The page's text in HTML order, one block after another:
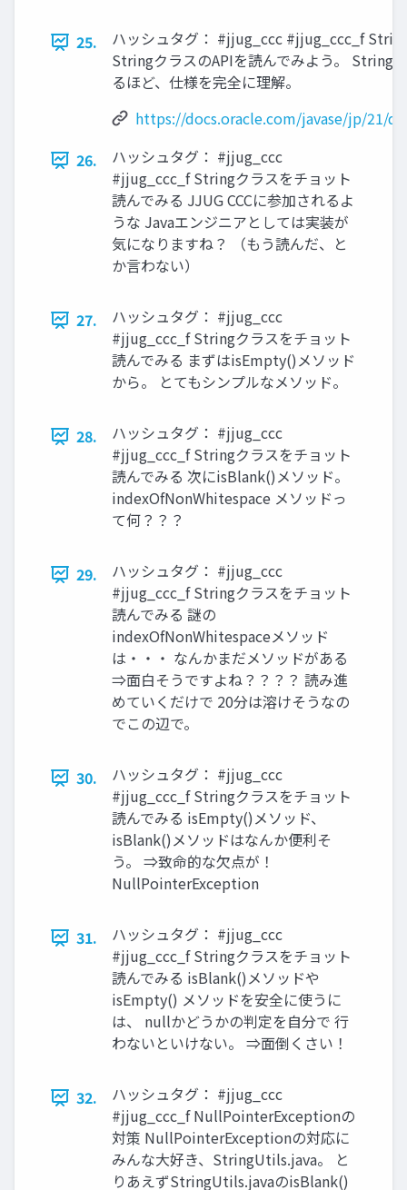
25.
ハッシュタグ： #jjug_ccc #jjug_ccc_f
StringクラスのAPIを読んでみよう。 String
るほど、仕様を完全に理解。
https://docs.oracle.com/javase/jp/21/
26.
ハッシュタグ： #jjug_ccc
#jjug_ccc_f Stringクラスをチョット
読んでみる JJUG CCCに参加されるよ
うな Javaエンジニアとしては実装が
気になりますね？ （もう読んだ、と
か言わない）
27.
ハッシュタグ： #jjug_ccc
#jjug_ccc_f Stringクラスをチョット
読んでみる まずはisEmpty()メソッド
から。 とてもシンプルなメソッド。
28.
ハッシュタグ： #jjug_ccc
#jjug_ccc_f Stringクラスをチョット
読んでみる 次にisBlank()メソッド。
indexOfNonWhitespace メソッドっ
て何？？？
29.
ハッシュタグ： #jjug_ccc
#jjug_ccc_f Stringクラスをチョット
読んでみる 謎の
indexOfNonWhitespaceメソッド
は・・・ なんかまだメソッドがある
⇒面白そうですよね？？？？ 読み進
めていくだけで 20分は溶けそうなの
でこの辺で。
30.
ハッシュタグ： #jjug_ccc
#jjug_ccc_f Stringクラスをチョット
読んでみる isEmpty()メソッド、
isBlank()メソッドはなんか便利そ
う。 ⇒致命的な欠点が！
NullPointerException
31.
ハッシュタグ： #jjug_ccc
#jjug_ccc_f Stringクラスをチョット
読んでみる isBlank()メソッドや
isEmpty() メソッドを安全に使うに
は、 nullかどうかの判定を自分で 行
わないといけない。 ⇒面倒くさい！
32.
ハッシュタグ： #jjug_ccc
#jjug_ccc_f NullPointerExceptionの
対策 NullPointerExceptionの対応に
みんな大好き、StringUtils.java。 と
りあえずStringUtils.javaのisBlank()